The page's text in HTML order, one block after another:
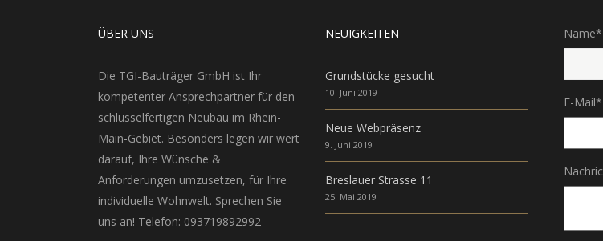
ÜBER UNS
Die TGI-Bauträger GmbH ist Ihr
kompetenter Ansprechpartner für den
schlüsselfertigen Neubau im Rhein-
Main-Gebiet. Besonders legen wir wert
darauf, Ihre Wünsche &
Anforderungen umzusetzen, für Ihre
individuelle Wohnwelt. Sprechen Sie
uns an! Telefon: 093719892992
NEUIGKEITEN
Grundstücke gesucht
10. Juni 2019
Neue Webpräsenz
9. Juni 2019
Breslauer Strasse 11
25. Mai 2019
Name*
E-Mail*